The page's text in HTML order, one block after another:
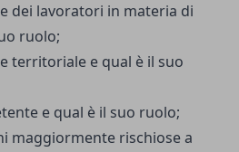
dei lavoratori in materia di
ruolo;
territoriale e qual è il suo
e qual è il suo ruolo;
maggiormente rischiose a